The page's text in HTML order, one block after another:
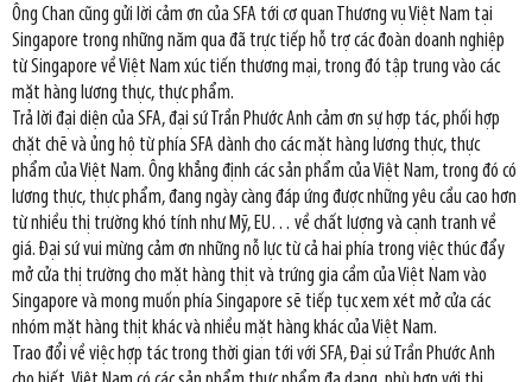
Ông Chan cũng gửi lời cảm ơn của SFA tới cơ quan Thương vụ Việt Nam tại
Singapore trong những năm qua đã trực tiếp hỗ trợ các đoàn doanh nghiệp
từ Singapore về Việt Nam xúc tiến thương mại, trong đó tập trung vào các
mặt hàng lương thực, thực phẩm.
Trả lời đại diện của SFA, đại sứ Trần Phước Anh cảm ơn sự hợp tác, phối hợp
chặt chẽ và ủng hộ từ phía SFA dành cho các mặt hàng lương thực, thực
phẩm của Việt Nam. Ông khẳng định các sản phẩm của Việt Nam, trong đó có
lương thực, thực phẩm, đang ngày càng đáp ứng được những yêu cầu cao hơn
từ nhiều thị trường khó tính như Mỹ, EU… về chất lượng và cạnh tranh về
giá. Đại sứ vui mừng cảm ơn những nỗ lực từ cả hai phía trong việc thúc đẩy
mở cửa thị trường cho mặt hàng thịt và trứng gia cầm của Việt Nam vào
Singapore và mong muốn phía Singapore sẽ tiếp tục xem xét mở cửa các
nhóm mặt hàng thịt khác và nhiều mặt hàng khác của Việt Nam.
Trao đổi về việc hợp tác trong thời gian tới với SFA, Đại sứ Trần Phước Anh